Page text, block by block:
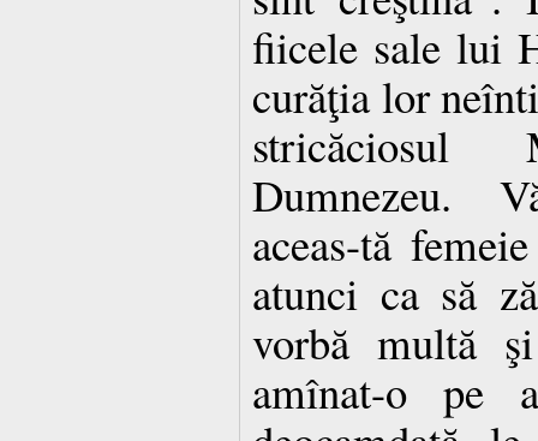
fiicele sale lui
curăţia lor
Dumnezeu.
aceas-tă
atunci ca să
vorbă multă
amînat-o pe